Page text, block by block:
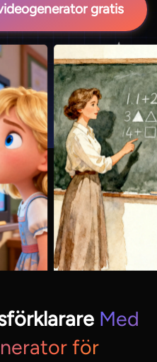
gratis
Med
för